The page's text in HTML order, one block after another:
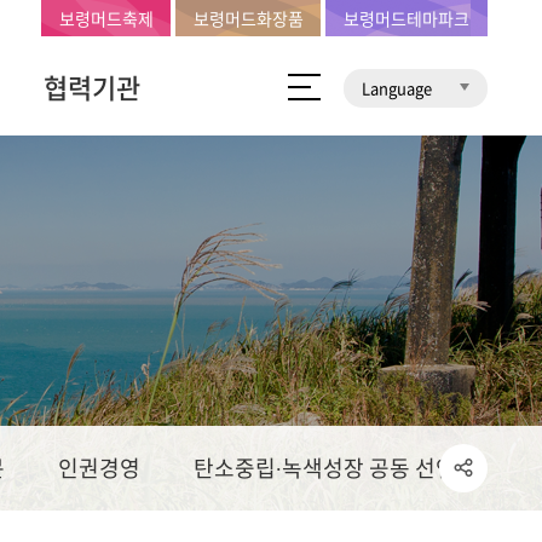
협력기관 Language
보령머드축제 보령머드화장품 보령머드테마파크
인권경영 탄소중립∙녹색성장 공동 선언문